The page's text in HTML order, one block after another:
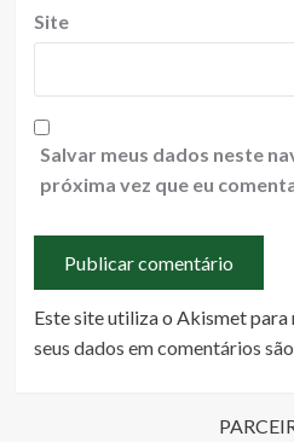
Site
Salvar meus dados neste
próxima vez que eu
Este site utiliza o Akismet para
seus dados em comentários